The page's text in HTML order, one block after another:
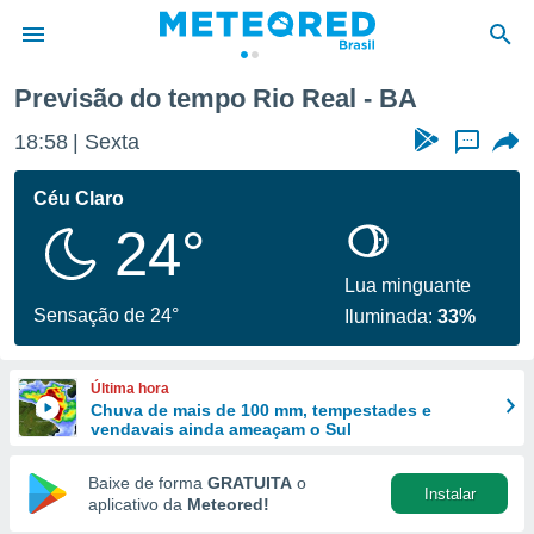
da
fornecidas
a este
das
e
forma
digital
Previsão do tempo Rio Real - BA
18:58 Sexta ...
Céu Claro
24°
Sensação de 24°
Lua minguante
Iluminada:33%
Última hora
Chuva de mais de 100 mm, tempestades e
vendavais ainda ameaçam o Sul
Baixe de forma GRATUITA o
aplicativo da Meteored!
Instalar